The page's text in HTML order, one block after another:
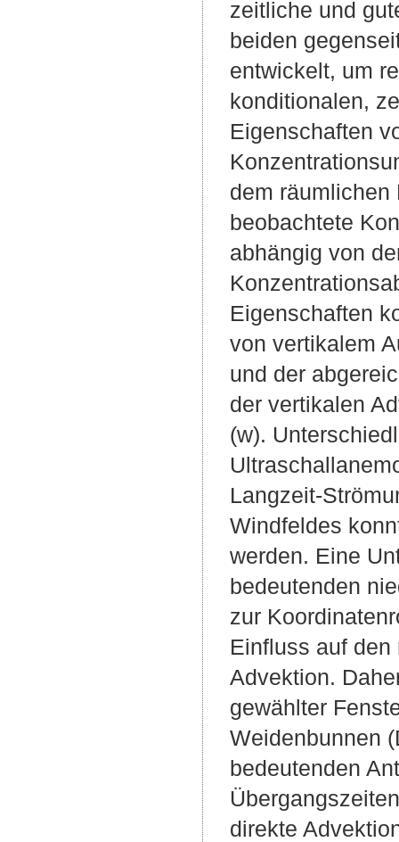
zeitliche und
beiden
entwickelt, um
konditionalen,
Eigenschaften
dem räumlichen
beobachtete
abhängig von
Eigenschaften
von vertikalem
und der
der vertikalen
(w).
Langzeit-
Windfeldes
werden. Eine
bedeutenden
zur
Einfluss auf
Advektion.
gewählter
Weidenbunnen
bedeutenden
direkte